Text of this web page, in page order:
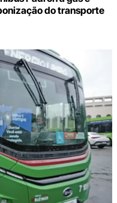
do transporte